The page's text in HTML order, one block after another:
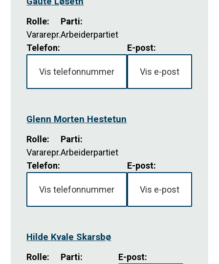
Rolle:
Vararepr.
Parti:
Arbeiderpartiet
Telefon:
Vis telefonnummer
E-post:
Vis e-post
Glenn Morten Hestetun
Rolle:
Vararepr.
Parti:
Arbeiderpartiet
Telefon:
Vis telefonnummer
E-post:
Vis e-post
Hilde Kvale Skarsbø
Rolle:
Parti:
E-post: